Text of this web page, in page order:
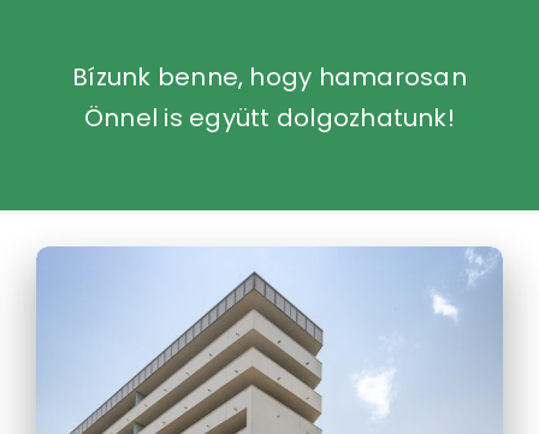
Bízunk benne, hogy hamarosan
Önnel is együtt dolgozhatunk!